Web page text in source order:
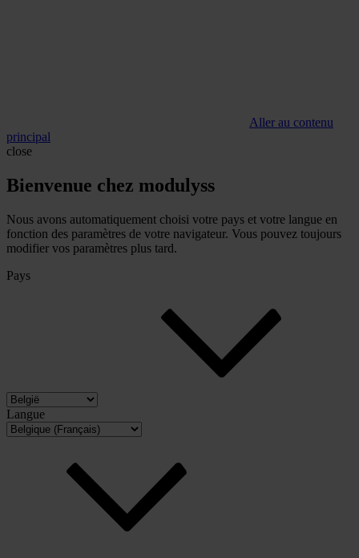
Aller au contenu
principal
close
Bienvenue chez modulyss
Nous avons automatiquement choisi votre pays et votre langue en
fonction des paramètres de votre navigateur. Vous pouvez toujours
modifier vos paramètres plus tard.
Pays
Langue